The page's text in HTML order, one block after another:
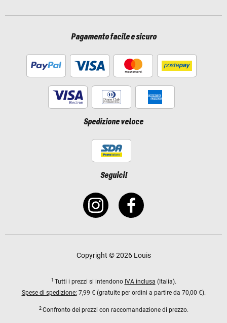
Pagamento facile e sicuro
Spedizione veloce
Seguici!
Copyright © 2026 Louis
1 Tutti i prezzi si intendono IVA inclusa (Italia).
Spese di spedizione: 7,99 € (gratuite per ordini a partire da 70,00 €).
2 Confronto dei prezzi con raccomandazione di prezzo.